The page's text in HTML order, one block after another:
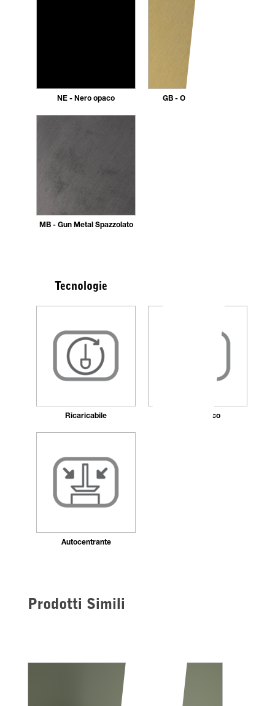
NE - Nero opaco GB - Oro Spazzolato
MB - Gun Metal Spazzolato
Tecnologie
Ricaricabile Antibatterico
Autocentrante
Prodotti Simili